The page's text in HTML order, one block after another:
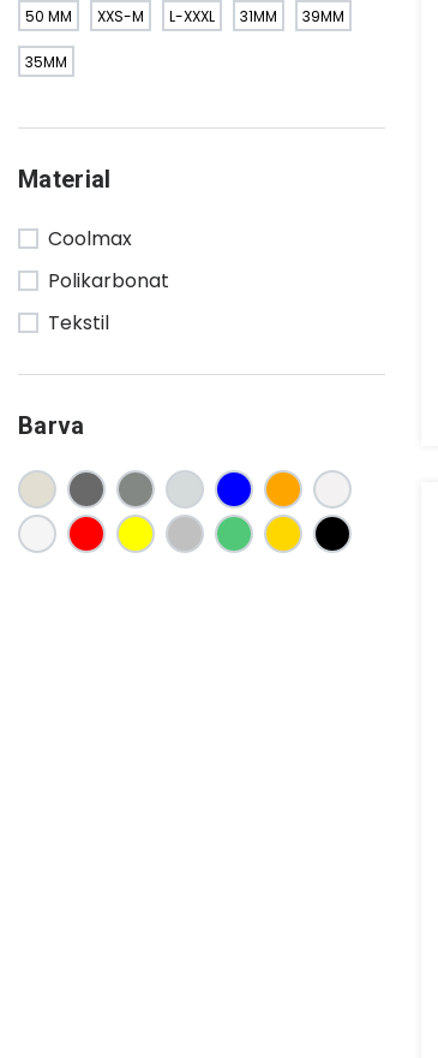
50 MM XXS-M L-XXXL 31MM 39MM
35MM
Material
Coolmax
Polikarbonat
Tekstil
Barva